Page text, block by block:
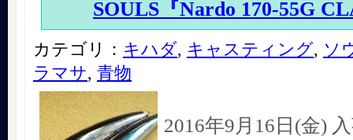
SOULS『Nardo 170-55G
カテゴリ： キハダ, キャスティング, ソ
ラマサ, 青物
2016年9月16日(金)